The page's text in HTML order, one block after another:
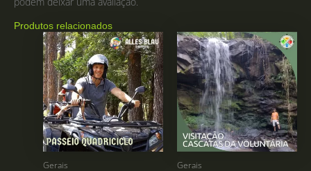
Produtos relacionados
Gerais
Gerais